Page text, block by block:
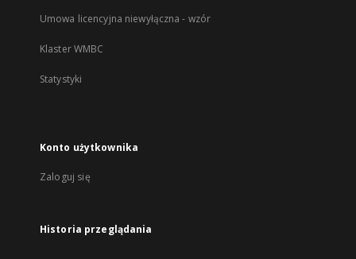
Umowa licencyjna niewyłączna - wzór
Klaster WMBC
Statystyki
Konto użytkownika
Zaloguj się
Historia przeglądania